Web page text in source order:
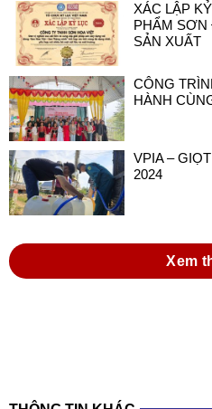
XÁC LẬP
PHẨM
SẢN XUẤT
CÔNG
HÀNH
VPIA –
2024
Xem